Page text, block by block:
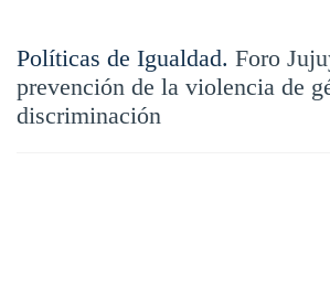
Políticas de Igualdad. Foro
prevención de la violencia de
discriminación